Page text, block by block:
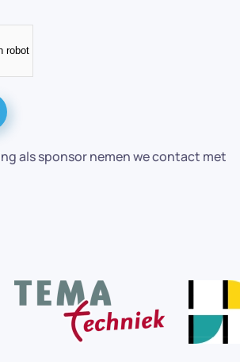
robot
als sponsor nemen we contact met